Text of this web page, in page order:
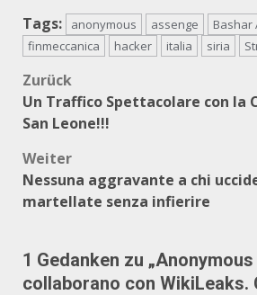
Tags: anonymous assenge
Bashar
finmeccanica
hacker italia siria
Beitragsnavigation
Zurück
Un Traffico Spettacolare con la
San Leone!!!
Weiter
Nessuna aggravante a chi
martellate senza infierire
1 Gedanken zu „
collaborano con WikiLeaks.